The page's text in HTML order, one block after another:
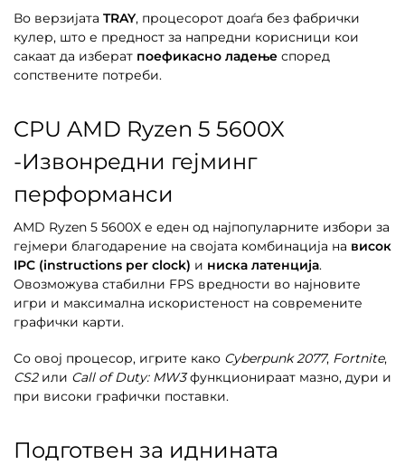
Во верзијата TRAY, процесорот доаѓа без фабрички
кулер, што е предност за напредни корисници кои
сакаат да изберат поефикасно ладење според
сопствените потреби.
CPU AMD Ryzen 5 5600X
-Извонредни гејминг
перформанси
AMD Ryzen 5 5600X е еден од најпопуларните избори за
гејмери благодарение на својата комбинација на висок
IPC (instructions per clock) и ниска латенција.
Овозможува стабилни FPS вредности во најновите
игри и максимална искористеност на современите
графички карти.
Со овој процесор, игрите како Cyberpunk 2077, Fortnite,
CS2или Call of Duty: MW3функционираат мазно, дури и
при високи графички поставки.
Подготвен за иднината